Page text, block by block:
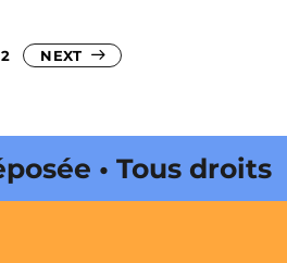
Pagination
2 NEXT
• Tous droits